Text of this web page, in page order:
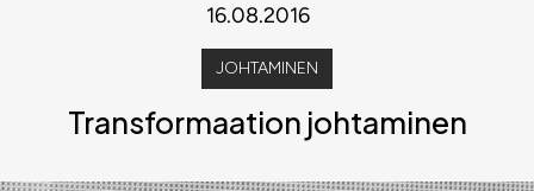
16.08.2016
JOHTAMINEN
Transformaation johtaminen